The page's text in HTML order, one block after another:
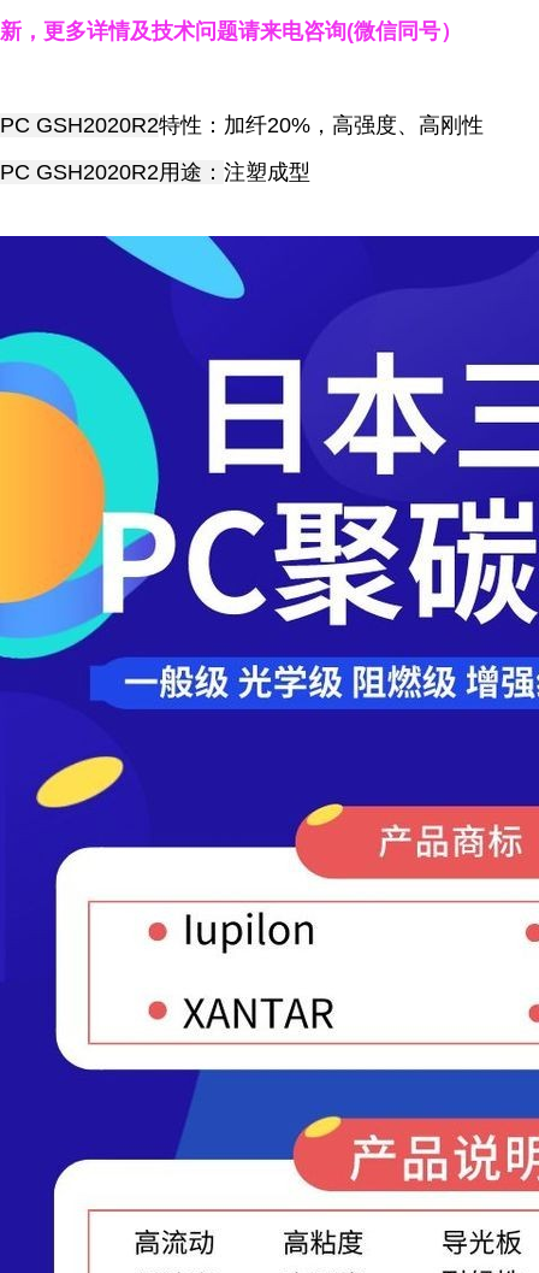
新，更多详情及技术问题请来电咨询(微信同号）
PC GSH2020R2特性：加纤20%，高强度、高刚性
PC GSH2020R2用途： 注塑成型